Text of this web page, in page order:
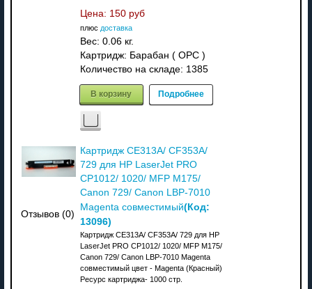
Цена: 150 руб
плюс доставка
Вес: 0.06 кг.
Картридж: Барабан ( OPC )
Количество на складе: 1385
В корзину Подробнее
Отзывов (0)
Картридж CE313A/ CF353A/
729 для HP LaserJet PRO
CP1012/ 1020/ MFP M175/
Canon 729/ Canon LBP-7010
Magenta совместимый(Код:
13096)
Картридж CE313A/ CF353A/ 729 для HP
LaserJet PRO CP1012/ 1020/ MFP M175/
Canon 729/ Canon LBP-7010 Magenta
совместимый цвет - Magenta (Красный)
Ресурс картриджа- 1000 стр.